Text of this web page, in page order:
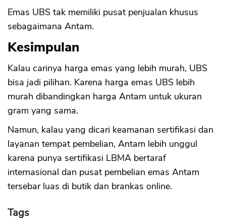
Emas UBS tak memiliki pusat penjualan khusus
sebagaimana Antam.
Kesimpulan
Kalau carinya harga emas yang lebih murah, UBS
bisa jadi pilihan. Karena harga emas UBS lebih
murah dibandingkan harga Antam untuk ukuran
gram yang sama.
Namun, kalau yang dicari keamanan sertifikasi dan
layanan tempat pembelian, Antam lebih unggul
karena punya sertifikasi LBMA bertaraf
internasional dan pusat pembelian emas Antam
tersebar luas di butik dan brankas online.
Tags